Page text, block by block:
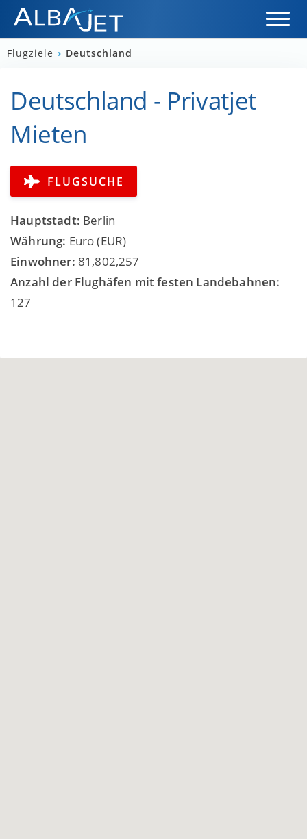
Flugziele › Deutschland
Deutschland - Privatjet
Mieten
FLUGSUCHE
Hauptstadt: Berlin
Währung: Euro (EUR)
Einwohner: 81,802,257
Anzahl der Flughäfen mit festen Landebahnen:
127